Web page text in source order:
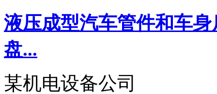
液压成型汽车管件和车
盘...
某机电设备公司